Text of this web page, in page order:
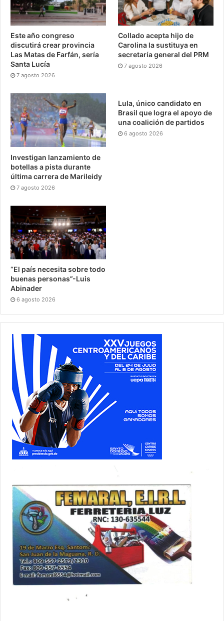
Este año congreso
discutirá crear provincia
Las Matas de Farfán, sería
Santa Lucía
7 agosto 2026
Collado acepta hijo de
Carolina la sustituya en
secretaría general del PRM
7 agosto 2026
Investigan lanzamiento de
botellas a pista durante
última carrera de Marileidy
7 agosto 2026
Lula, único candidato en
Brasil que logra el apoyo de
una coalición de partidos
6 agosto 2026
“El país necesita sobre todo
buenas personas”-Luis
Abinader
6 agosto 2026